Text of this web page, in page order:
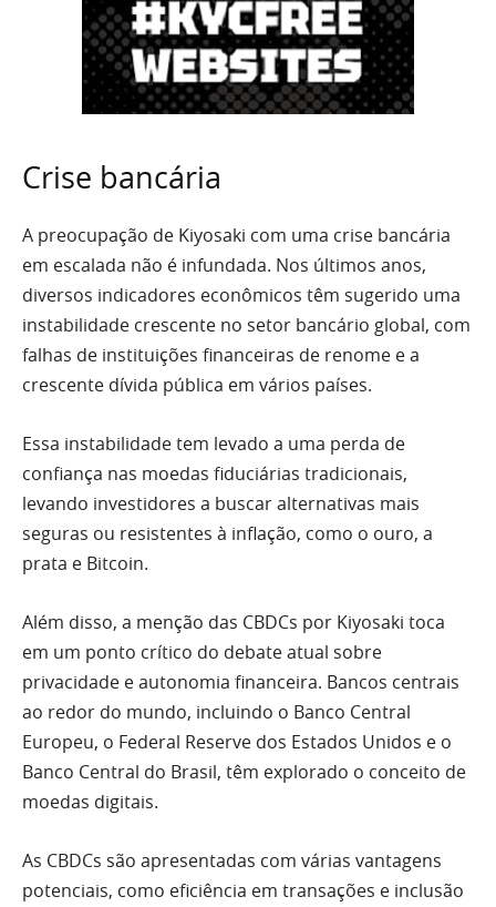
Crise bancária
A preocupação de Kiyosaki com uma crise bancária
em escalada não é infundada. Nos últimos anos,
diversos indicadores econômicos têm sugerido uma
instabilidade crescente no setor bancário global, com
falhas de instituições financeiras de renome e a
crescente dívida pública em vários países.
Essa instabilidade tem levado a uma perda de
confiança nas moedas fiduciárias tradicionais,
levando investidores a buscar alternativas mais
seguras ou resistentes à inflação, como o ouro, a
prata e Bitcoin.
Além disso, a menção das CBDCs por Kiyosaki toca
em um ponto crítico do debate atual sobre
privacidade e autonomia financeira. Bancos centrais
ao redor do mundo, incluindo o Banco Central
Europeu, o Federal Reserve dos Estados Unidos e o
Banco Central do Brasil, têm explorado o conceito de
moedas digitais.
As CBDCs são apresentadas com várias vantagens
potenciais, como eficiência em transações e inclusão